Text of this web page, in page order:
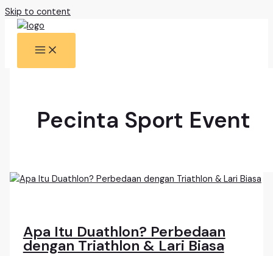
Skip to content
Pecinta Sport Event
Apa Itu Duathlon? Perbedaan
dengan Triathlon & Lari Biasa